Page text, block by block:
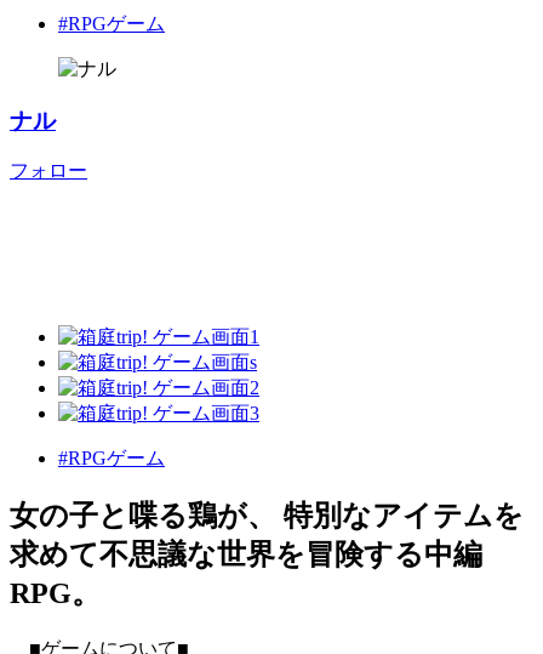
#RPGゲーム
ナル
フォロー
#RPGゲーム
女の子と喋る鶏が、 特別なアイテムを
求めて不思議な世界を冒険する中編
RPG。
■ゲームについて■